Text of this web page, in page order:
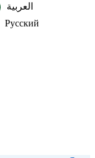
العربية‏
Русский